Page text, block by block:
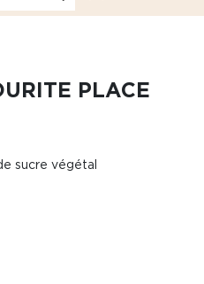
PLACE
sucre végétal